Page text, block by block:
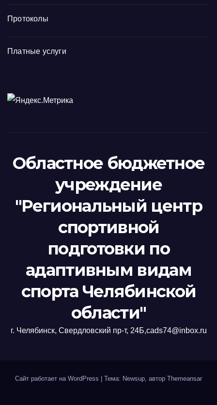
Протоколы
Платные услуги
Областное бюджетное
учреждение
"Региональный центр
спортивной
подготовки по
адаптивным видам
спорта Челябинской
области"
г. Челябинск, Свердловский пр-т, 24Б,cads74@inbox.ru
Сайт работает на WordPress Тема: Newsup, автор Themeansar